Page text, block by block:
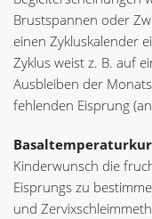
Brustspannen oder
einen Zykluskalender
Zyklus weist z. B. auf
Ausbleiben der
fehlenden Eisprung
Kinderwunsch die
Eisprungs zu
und